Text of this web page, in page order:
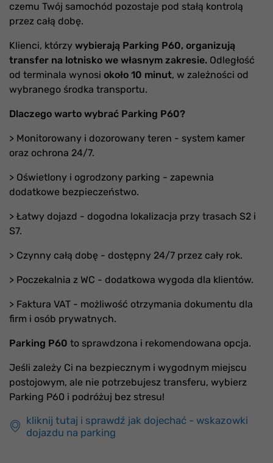
czemu Twój samochód pozostaje pod stałą kontrolą
przez całą dobę.
Klienci, którzy wybierają Parking P60, organizują
transfer na lotnisko we własnym zakresie. Odległość
od terminala wynosi około 10 minut, w zależności od
wybranego środka transportu.
Dlaczego warto wybrać Parking P60?
> Monitorowany i dozorowany teren - system kamer
oraz ochrona 24/7.
> Oświetlony i ogrodzony parking - zapewnia
dodatkowe bezpieczeństwo.
> Łatwy dojazd - dogodna lokalizacja przy trasach S2 i
S7.
> Czynny całą dobę - dostępny 24/7 przez cały rok.
> Poczekalnia z WC - dodatkowa wygoda dla klientów.
> Faktura VAT - możliwość otrzymania dokumentu dla
firm i osób prywatnych.
Parking P60 to sprawdzona i rekomendowana opcja.
Jeśli zależy Ci na bezpiecznym i wygodnym miejscu
postojowym, ale nie potrzebujesz transferu, wybierz
Parking P60 i podróżuj bez stresu!
kliknij tutaj i sprawdź jak dojechać - wskazowki
dojazdu na parking